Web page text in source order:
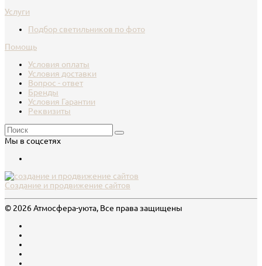
Услуги
Подбор светильников по фото
Помощь
Условия оплаты
Условия доставки
Вопрос - ответ
Бренды
Условия Гарантии
Реквизиты
Мы в соцсетях
Создание и продвижение сайтов
© 2026 Атмосфера-уюта, Все права защищены